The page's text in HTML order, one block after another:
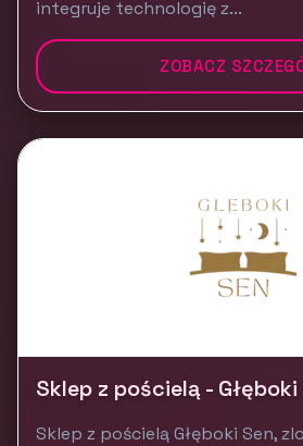
integruje technologię z...
ZOBACZ
Sklep z pościelą - Głęboki
Sklep z pościelą Głęboki Sen,